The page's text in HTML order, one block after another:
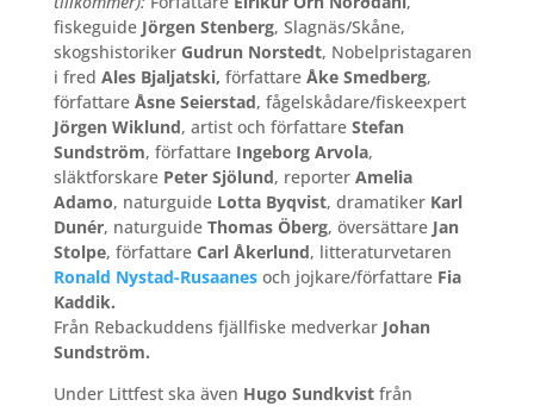
fiskeguide Jörgen Stenberg, Slagnäs/Skåne,
skogshistoriker Gudrun Norstedt, Nobelpristagaren
i fred Ales Bjaljatski, författare Åke Smedberg,
författare Åsne Seierstad, fågelskådare/fiskeexpert
Jörgen Wiklund, artist och författare Stefan
Sundström, författare Ingeborg Arvola,
släktforskare Peter Sjölund, reporter Amelia
Adamo, naturguideLotta Byqvist, dramatiker Karl
Dunér, naturguide Thomas Öberg, översättare Jan
Stolpe, författare Carl Åkerlund, litteraturvetaren
Ronald Nystad-Rusaanes och jojkare/författare Fia
Kaddik.
Från Rebackuddens fjällfiske medverkar Johan
Sundström.
Under Littfest ska även Hugo Sundkvistfrån